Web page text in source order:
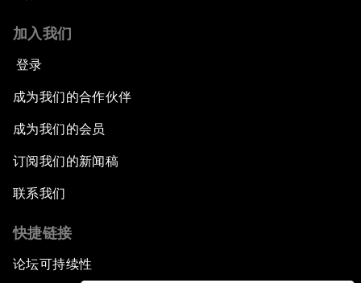
加入我们
登录
成为我们的合作伙伴
成为我们的会员
订阅我们的新闻稿
联系我们
快捷链接
论坛可持续性